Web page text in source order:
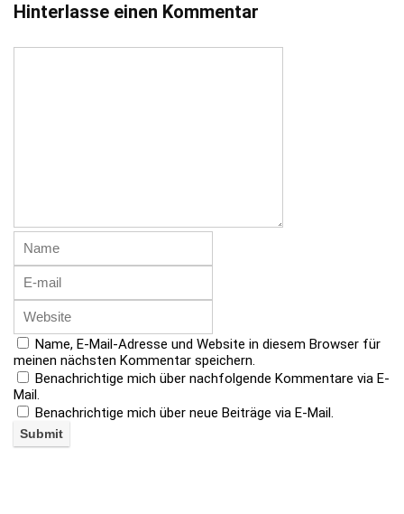
Hinterlasse einen Kommentar
Name, E-Mail-Adresse und Website in diesem Browser für
meinen nächsten Kommentar speichern.
Benachrichtige mich über nachfolgende Kommentare via E-
Mail.
Benachrichtige mich über neue Beiträge via E-Mail.